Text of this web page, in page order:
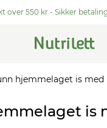
over 550 kr - Sikker
hjemmelaget is med
is